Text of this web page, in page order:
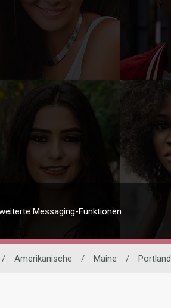
Messaging-Funktionen
/ Amerikanische / Maine / Portland